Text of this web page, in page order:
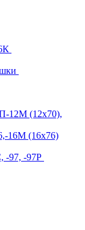
12М (12х70),
16М (16х76)
-97, -97Р